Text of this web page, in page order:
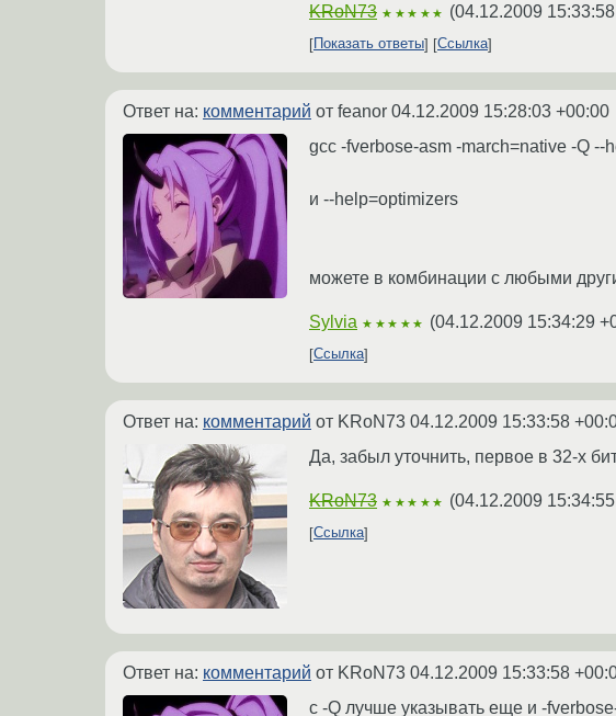
KRoN73 ★★★★★ (04.12.2009
Показать ответы Ссылка
Ответ на: комментарий от feanor 04.12.2009 15:28:03 +00:00
gcc -fverbose-asm -march=native -Q --
и --help=optimizers
можете в комбинации с любыми
Sylvia ★★★★★ (04.12.2009 15:34:29
Ссылка
Ответ на: комментарий от KRoN73 04.12.2009 15:33:58
Да, забыл уточнить, первое в 32-х
KRoN73 ★★★★★ (04.12.2009
Ссылка
Ответ на: комментарий от KRoN73 04.12.2009 15:33:58
с -Q лучше указывать еще и -